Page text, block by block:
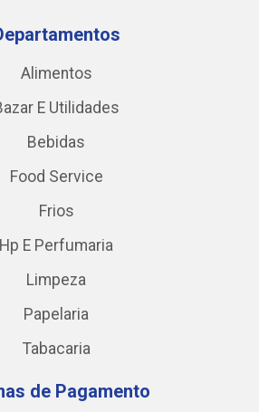
Alimentos
E Utilidades
Bebidas
Food Service
Frios
Hp E Perfumaria
Limpeza
Papelaria
Tabacaria
de Pagamento